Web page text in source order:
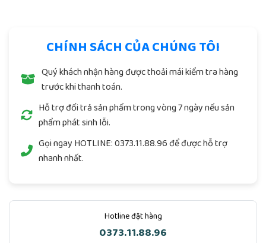
CHÍNH SÁCH CỦA CHÚNG TÔI
Quý khách nhận hàng được thoải mái kiểm tra hàng
trước khi thanh toán.
Hỗ trợ đổi trả sản phẩm trong vòng 7 ngày nếu sản
phẩm phát sinh lỗi.
Gọi ngay HOTLINE: 0373.11.88.96để được hỗ trợ
nhanh nhất.
Hotline đặt hàng
0373.11.88.96